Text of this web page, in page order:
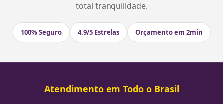
total tranquilidade.
100% Seguro 4.9/5 Estrelas Orçamento em 2min
Atendimento em Todo o Brasil